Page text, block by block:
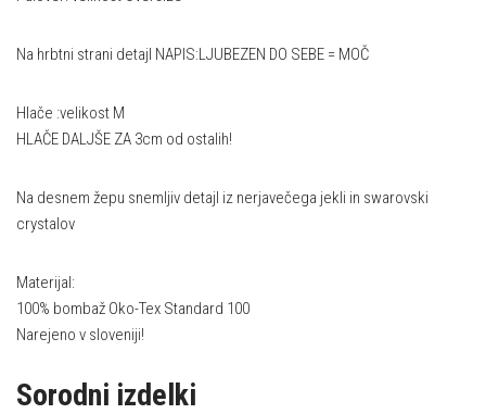
Na hrbtni strani detajl NAPIS:LJUBEZEN DO SEBE = MOČ
Hlače :velikost M
HLAČE DALJŠE ZA 3cm od ostalih!
Na desnem žepu snemljiv detajl iz nerjavečega jekli in swarovski
crystalov
Materijal:
100% bombaž Oko-Tex Standard 100
Narejeno v sloveniji!
Sorodni izdelki